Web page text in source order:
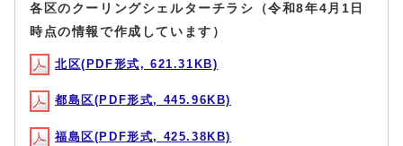
各区のクーリングシェルターチラシ（令和8年4月1日
時点の情報で作成しています）
北区(PDF形式, 621.31KB)
都島区(PDF形式, 445.96KB)
福島区(PDF形式, 425.38KB)